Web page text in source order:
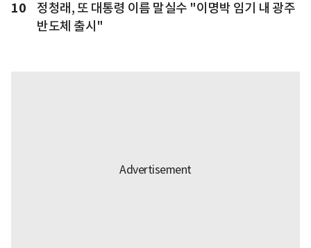
10
정청래, 또 대통령 이름 말실수 "이명박 임기 내 광주
반도체 출시"